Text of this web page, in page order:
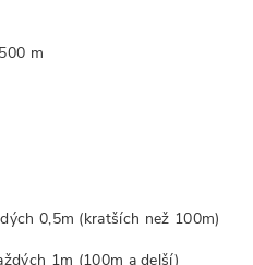
m
0,5m (kratších než 100m)
a delší)